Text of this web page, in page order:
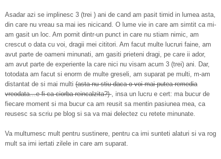
Asadar azi se implinesc 3 (trei ) ani de cand am pasit timid in lumea asta,
din care nu vreau sa mai ies nicicand. O lume vie in care am simtit ca mi-
am gasit un loc. Am pornit dintr-un punct in care nu stiam nimic, am
crescut o data cu voi, dragii mei cititori. Am facut multe lucruri faine, am
avut parte de oameni minunati, am gasiti prieteni dragi, pe care ii ador,
am avut parte de experiente la care nici nu visam acum 3 (trei) ani. Dar,
totodata am facut si enorm de multe greseli, am suparat pe multi, m-am
distantat de si mai multi (asta nu stiu daca o voi mai putea remedia
vreodata…e fi ca ciorba reincalzita?), insa un lucru e cert: ma bucur de
fiecare moment si ma bucur ca am reusit sa mentin pasiunea mea, ca
reusesc sa scriu pe blog si sa va mai delectez cu retete minunate.
Va multumesc mult pentru sustinere, pentru ca imi sunteti alaturi si va rog
mult sa imi iertati zilele in care am suparat.